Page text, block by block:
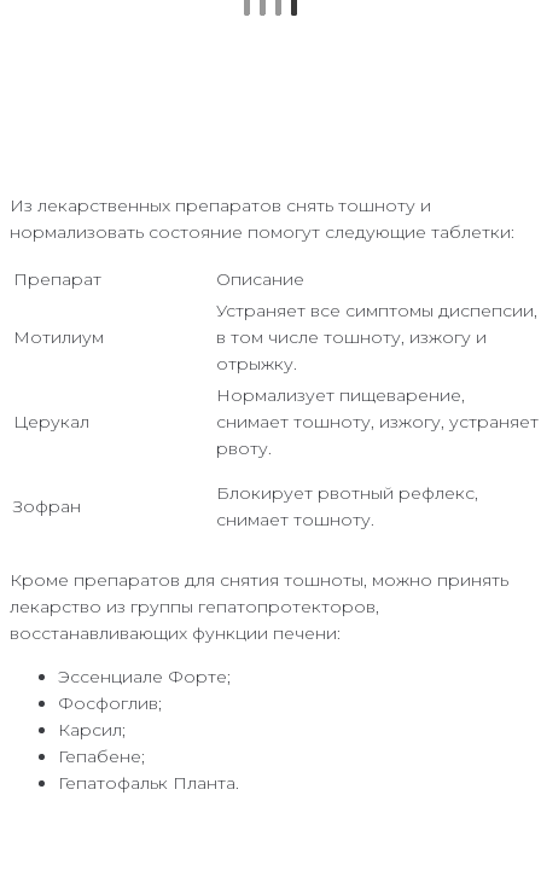
Из лекарственных препаратов снять тошноту и
нормализовать состояние помогут следующие таблетки:
Препарат Описание
Мотилиум
Устраняет все симптомы диспепсии,
в том числе тошноту, изжогу и
отрыжку.
Церукал
Нормализует пищеварение,
снимает тошноту, изжогу, устраняет
рвоту.
Зофран
Блокирует рвотный рефлекс,
снимает тошноту.
Кроме препаратов для снятия тошноты, можно принять
лекарство из группы гепатопротекторов,
восстанавливающих функции печени:
Эссенциале Форте;
Фосфоглив;
Карсил;
Гепабене;
Гепатофальк Планта.